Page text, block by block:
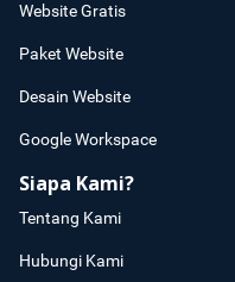
Website Gratis
Paket Website
Desain Website
Google Workspace
Siapa Kami?
Tentang Kami
Hubungi Kami